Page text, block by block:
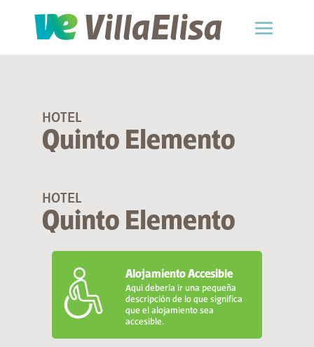
HOTEL
Quinto Elemento
HOTEL
Quinto Elemento
Alojamiento Accesible
Aqui debería ir una pequeña
descripción de lo que significa
que el alojamiento sea
accesible.